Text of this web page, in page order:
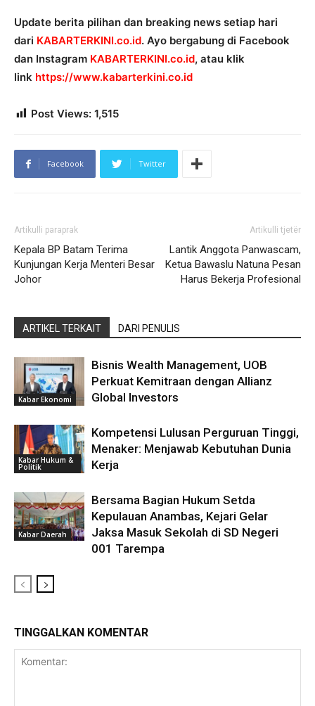
Update berita pilihan dan breaking news setiap hari
dari KABARTERKINI.co.id. Ayo bergabung di Facebook
dan Instagram KABARTERKINI.co.id, atau klik
link https://www.kabarterkini.co.id
Post Views: 1,515
Facebook Twitter
Artikulli paraprak
Kepala BP Batam Terima
Kunjungan Kerja Menteri Besar
Johor
Artikulli tjetër
Lantik Anggota Panwascam,
Ketua Bawaslu Natuna Pesan
Harus Bekerja Profesional
ARTIKEL TERKAIT DARI PENULIS
Kabar Ekonomi
Bisnis Wealth Management, UOB
Perkuat Kemitraan dengan Allianz
Global Investors
Kabar Hukum &
Politik
Kompetensi Lulusan Perguruan Tinggi,
Menaker: Menjawab Kebutuhan Dunia
Kerja
Kabar Daerah
Bersama Bagian Hukum Setda
Kepulauan Anambas, Kejari Gelar
Jaksa Masuk Sekolah di SD Negeri
001 Tarempa
TINGGALKAN KOMENTAR